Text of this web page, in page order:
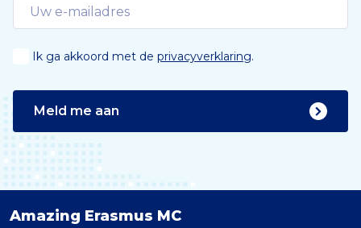
Ik ga akkoord met de privacyverklaring.
Meld me aan
Amazing Erasmus MC